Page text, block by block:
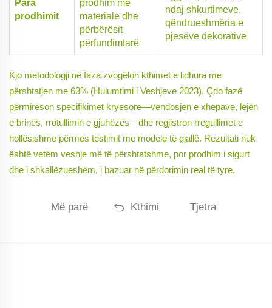
Para
prodhimit
prodhim me
materiale dhe
përbërësit
përfundimtarë
ndaj shkurtimeve,
qëndrueshmëria e
pjesëve dekorative
Kjo metodologji në faza zvogëlon kthimet e lidhura me
përshtatjen me 63% (Hulumtimi i Veshjeve 2023). Çdo fazë
përmirëson specifikimet kryesore—vendosjen e xhepave, lejën
e brinës, rrotullimin e gjuhëzës—dhe regjistron rregullimet e
hollësishme përmes testimit me modele të gjallë. Rezultati nuk
është vetëm veshje më të përshtatshme, por prodhim i sigurt
dhe i shkallëzueshëm, i bazuar në përdorimin real të tyre.
Më parë Kthimi Tjetra